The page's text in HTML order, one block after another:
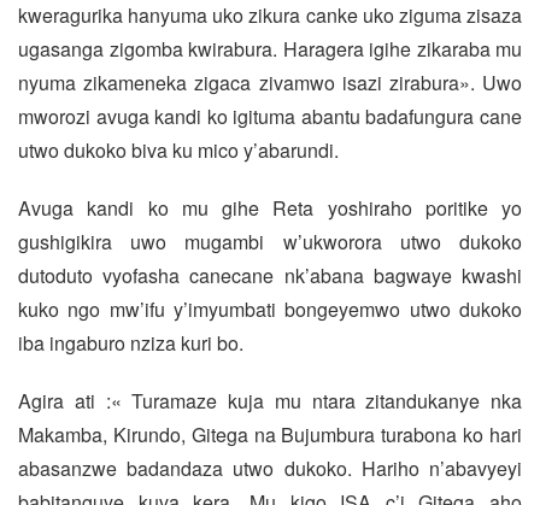
kweragurika hanyuma uko zikura canke uko ziguma zisaza
ugasanga zigomba kwirabura. Haragera igihe zikaraba mu
nyuma zikameneka zigaca zivamwo isazi zirabura». Uwo
mworozi avuga kandi ko igituma abantu badafungura cane
utwo dukoko biva ku mico y’abarundi.
Avuga kandi ko mu gihe Reta yoshiraho poritike yo
gushigikira uwo mugambi w’ukworora utwo dukoko
dutoduto vyofasha canecane nk’abana bagwaye kwashi
kuko ngo mw’ifu y’imyumbati bongeyemwo utwo dukoko
iba ingaburo nziza kuri bo.
Agira ati :« Turamaze kuja mu ntara zitandukanye nka
Makamba, Kirundo, Gitega na Bujumbura turabona ko hari
abasanzwe badandaza utwo dukoko. Hariho n’abavyeyi